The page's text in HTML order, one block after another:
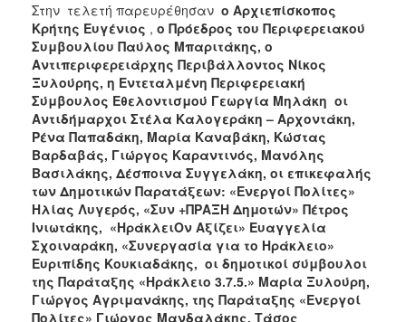
Στην τελετή παρευρέθησαν ο Αρχιεπίσκοπος
Κρήτης Ευγένιος , ο Πρόεδρος του Περιφερειακού
Συμβουλίου Παύλος Μπαριτάκης, ο
Αντιπεριφερειάρχης Περιβάλλοντος Νίκος
Ξυλούρης, η Εντεταλμένη Περιφερειακή
Σύμβουλος Εθελοντισμού Γεωργία Μηλάκη οι
Αντιδήμαρχοι Στέλα Καλογεράκη – Αρχοντάκη,
Ρένα Παπαδάκη, Μαρία Καναβάκη, Κώστας
Βαρδαβάς, Γιώργος Καραντινός, Μανόλης
Βασιλάκης, Δέσποινα Συγγελάκη, οι επικεφαλής
των Δημοτικών Παρατάξεων: «Ενεργοί Πολίτες»
Ηλίας Λυγερός, «Συν +ΠΡΑΞΗ Δημοτών» Πέτρος
Ινιωτάκης, «ΗράκλειΟν Αξίζει» Ευαγγελία
Σχοιναράκη, «Συνεργασία για το Ηράκλειο»
Ευριπίδης Κουκιαδάκης, οι δημοτικοί σύμβουλοι
της Παράταξης «Ηράκλειο 3.7.5.» Μαρία Ξυλούρη,
Γιώργος Αγριμανάκης, της Παράταξης «Ενεργοί
Πολίτες» Γιώργος Μανδαλάκης, Τάσος